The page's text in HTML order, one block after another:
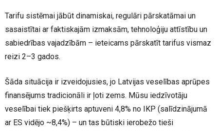
Tarifu sistēmai jābūt dinamiskai, regulāri pārskatāmai un
sasaistītai ar faktiskajām izmaksām, tehnoloģiju attīstību un
sabiedrības vajadzībām – ieteicams pārskatīt tarifus vismaz
reizi 2–3 gados.
Šāda situācija ir izveidojusies, jo Latvijas veselības aprūpes
finansējums tradicionāli ir ļoti zems. Mūsu iedzīvotāju
veselībai tiek piešķirts aptuveni 4,8% no IKP (salīdzinājumā
ar ES vidējo ~8,4%) – un tas būtiski ierobežo tieši